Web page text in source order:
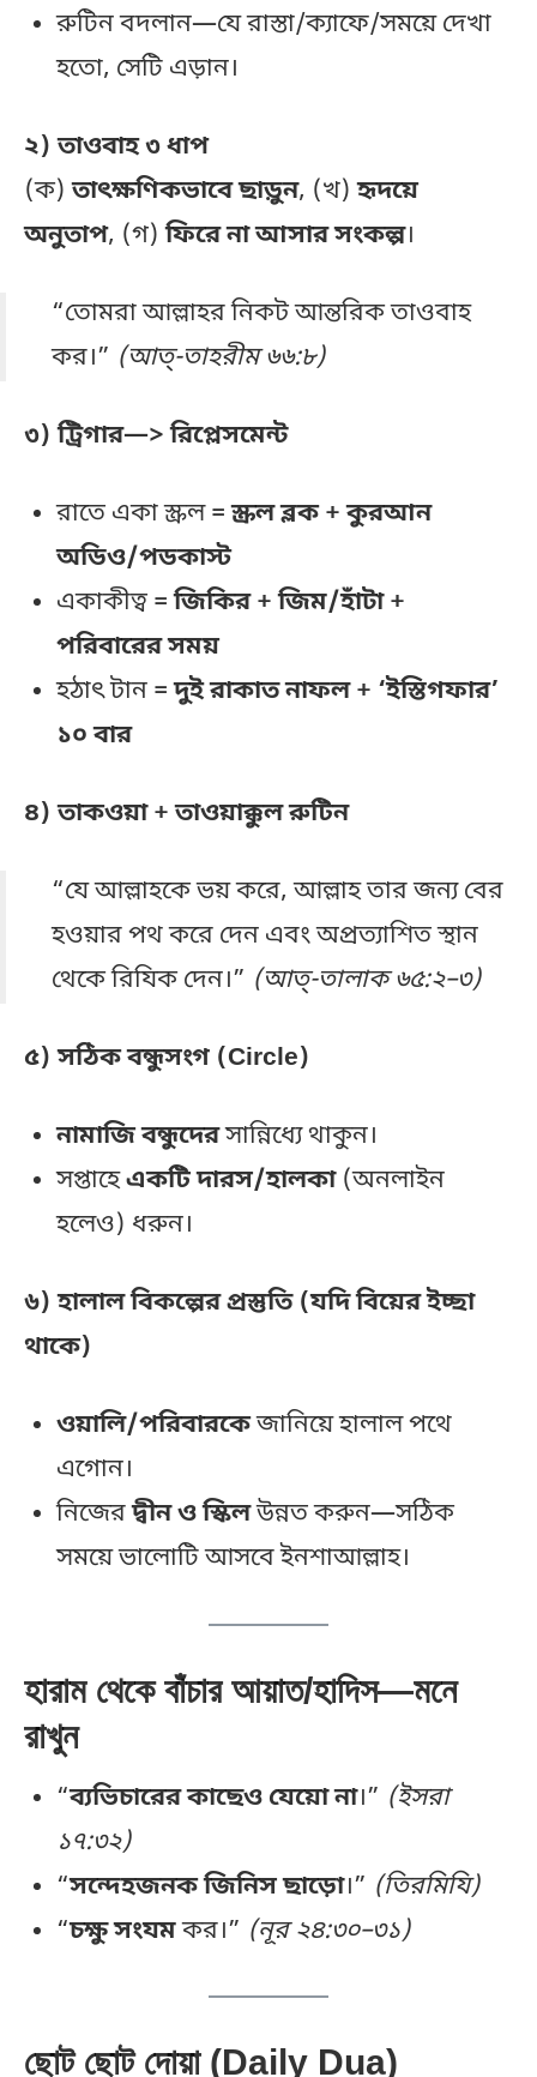
রুটিন বদলান—যে রাস্তা/ক্যাফে/সময়ে দেখা
হতো, সেটি এড়ান।
২) তাওবাহ ৩ ধাপ
(ক)তাৎক্ষণিকভাবে ছাড়ুন, (খ)হৃদয়ে
অনুতাপ, (গ)ফিরে না আসার সংকল্প।
“তোমরা আল্লাহর নিকট আন্তরিক তাওবাহ
কর।” (আত্-তাহরীম ৬৬:৮)
৩) ট্রিগার—> রিপ্লেসমেন্ট
রাতে একা স্ক্রল =স্ক্রল ব্লক + কুরআন
অডিও/পডকাস্ট
একাকীত্ব =জিকির + জিম/হাঁটা +
পরিবারের সময়
হঠাৎ টান =দুই রাকাত নাফল + ‘ইস্তিগফার’
১০ বার
৪) তাকওয়া + তাওয়াক্কুল রুটিন
“যে আল্লাহকে ভয় করে, আল্লাহ তার জন্য বের
হওয়ার পথ করে দেন এবং অপ্রত্যাশিত স্থান
থেকে রিযিক দেন।” (আত্-তালাক ৬৫:২–৩)
৫) সঠিক বন্ধুসংগ (Circle)
নামাজি বন্ধুদেরসান্নিধ্যে থাকুন।
সপ্তাহেএকটি দারস/হালকা(অনলাইন
হলেও) ধরুন।
৬) হালাল বিকল্পের প্রস্তুতি (যদি বিয়ের ইচ্ছা
থাকে)
ওয়ালি/পরিবারকেজানিয়ে হালাল পথে
এগোন।
নিজেরদ্বীন ও স্কিলউন্নত করুন—সঠিক
সময়ে ভালোটি আসবে ইনশাআল্লাহ।
হারাম থেকে বাঁচার আয়াত/হাদিস—মনে
রাখুন
“ব্যভিচারের কাছেও যেয়ো না।” (ইসরা
১৭:৩২)
“সন্দেহজনক জিনিস ছাড়ো।” (তিরমিযি)
“চক্ষু সংযমকর।” (নূর ২৪:৩০–৩১)
ছোট ছোট দোয়া (Daily Dua)